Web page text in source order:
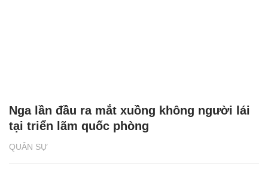
QUÂN SỰ
Nga lần đầu ra mắt xuồng không người lái
tại triển lãm quốc phòng